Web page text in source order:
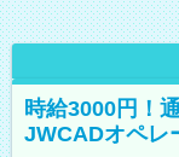
時給3000円！
JWCADオペレ